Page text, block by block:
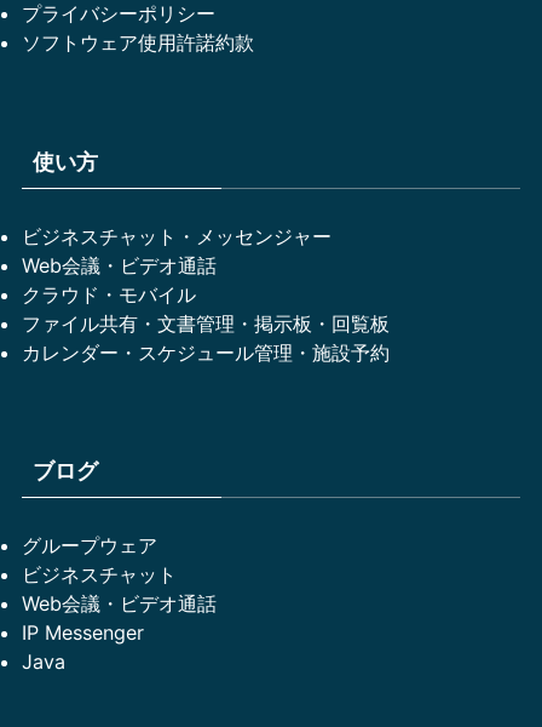
プライバシーポリシー
ソフトウェア使用許諾約款
使い方
ビジネスチャット・メッセンジャー
Web会議・ビデオ通話
クラウド・モバイル
ファイル共有・文書管理・掲示板・回覧板
カレンダー・スケジュール管理・施設予約
ブログ
グループウェア
ビジネスチャット
Web会議・ビデオ通話
IP Messenger
Java